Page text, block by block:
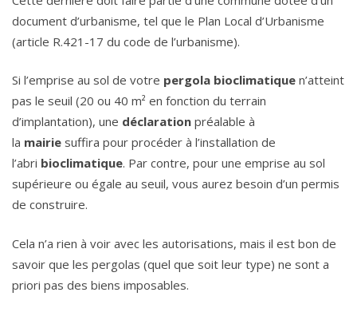
document d’urbanisme, tel que le Plan Local d’Urbanisme
(article R.421-17 du code de l’urbanisme).
Si l’emprise au sol de votre pergola bioclimatique n’atteint
pas le seuil (20 ou 40 m² en fonction du terrain
d’implantation), une déclaration préalable à
la mairie suffira pour procéder à l’installation de
l’abri bioclimatique. Par contre, pour une emprise au sol
supérieure ou égale au seuil, vous aurez besoin d’un permis
de construire.
Cela n’a rien à voir avec les autorisations, mais il est bon de
savoir que les pergolas (quel que soit leur type) ne sont a
priori pas des biens imposables.